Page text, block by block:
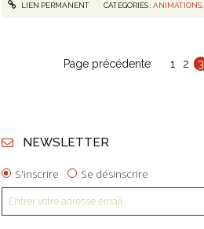
LIEN PERMANENT CATÉGORIES :ANIMATIONS,
Page précédente 1 2 3
NEWSLETTER
S'inscrire Se désinscrire